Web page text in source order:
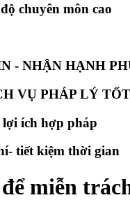
chuyên môn cao
- NHẬN HẠNH
VỤ PHÁP LÝ
lợi ích hợp pháp
tiết kiệm thời gian
miễn